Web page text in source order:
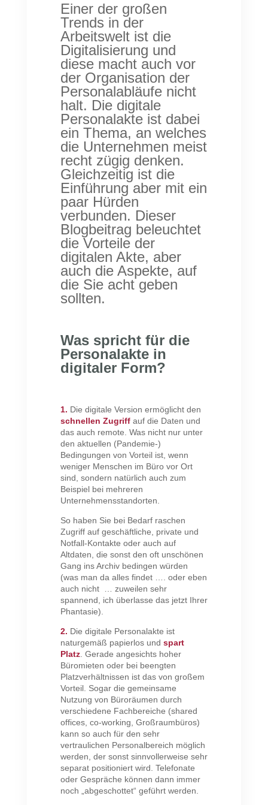
Einer der großen
Trends in der
Arbeitswelt ist die
Digitalisierung und
diese macht auch vor
der Organisation der
Personalabläufe nicht
halt. Die digitale
Personalakte ist dabei
ein Thema, an welches
die Unternehmen meist
recht zügig denken.
Gleichzeitig ist die
Einführung aber mit ein
paar Hürden
verbunden. Dieser
Blogbeitrag beleuchtet
die Vorteile der
digitalen Akte, aber
auch die Aspekte, auf
die Sie acht geben
sollten.
Was spricht für die
Personalakte in
digitaler Form?
1. Die digitale Version ermöglicht den
schnellen Zugriffauf die Daten und
das auch remote. Was nicht nur unter
den aktuellen (Pandemie-)
Bedingungen von Vorteil ist, wenn
weniger Menschen im Büro vor Ort
sind, sondern natürlich auch zum
Beispiel bei mehreren
Unternehmensstandorten.
So haben Sie bei Bedarf raschen
Zugriff auf geschäftliche, private und
Notfall-Kontakte oder auch auf
Altdaten, die sonst den oft unschönen
Gang ins Archiv bedingen würden
(was man da alles findet …. oder eben
auch nicht … zuweilen sehr
spannend, ich überlasse das jetzt Ihrer
Phantasie).
2. Die digitale Personalakte ist
naturgemäß papierlos und spart
Platz. Gerade angesichts hoher
Büromieten oder bei beengten
Platzverhältnissen ist das von großem
Vorteil. Sogar die gemeinsame
Nutzung von Büroräumen durch
verschiedene Fachbereiche (shared
offices, co-working, Großraumbüros)
kann so auch für den sehr
vertraulichen Personalbereich möglich
werden, der sonst sinnvollerweise sehr
separat positioniert wird. Telefonate
oder Gespräche können dann immer
noch „abgeschottet“ geführt werden.